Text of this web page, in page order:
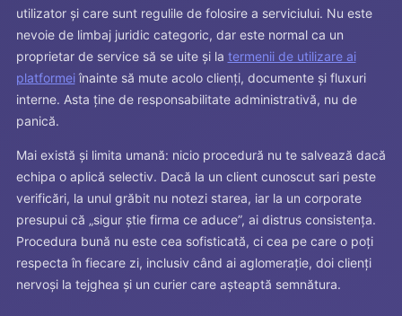
utilizator și care sunt regulile de folosire a serviciului. Nu este
nevoie de limbaj juridic categoric, dar este normal ca un
proprietar de service să se uite și la termenii de utilizare ai
platformeiînainte să mute acolo clienți, documente și fluxuri
interne. Asta ține de responsabilitate administrativă, nu de
panică.
Mai există și limita umană: nicio procedură nu te salvează dacă
echipa o aplică selectiv. Dacă la un client cunoscut sari peste
verificări, la unul grăbit nu notezi starea, iar la un corporate
presupui că „sigur știe firma ce aduce”, ai distrus consistența.
Procedura bună nu este cea sofisticată, ci cea pe care o poți
respecta în fiecare zi, inclusiv când ai aglomerație, doi clienți
nervoși la tejghea și un curier care așteaptă semnătura.